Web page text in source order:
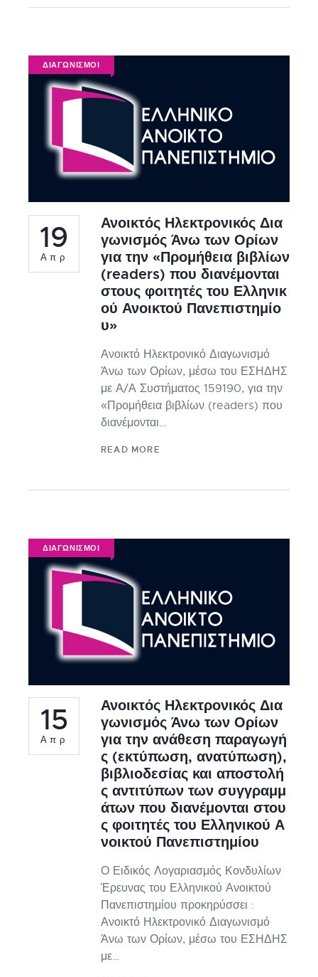
ΔΙΑΓΩΝΙΣΜΟΙ
19
Απρ
Ανοικτός Ηλεκτρονικός Δια
γωνισμός Άνω των Ορίων
για την «Προμήθεια βιβλίων
(readers) που διανέμονται
στους φοιτητές του Ελληνικ
ού Ανοικτού Πανεπιστημίο
υ»
Ανοικτό Ηλεκτρονικό Διαγωνισμό
Άνω των Ορίων, μέσω του ΕΣΗΔΗΣ
με Α/Α Συστήματος 159190, για την
«Προμήθεια βιβλίων (readers) που
διανέμονται…
READ MORE
ΔΙΑΓΩΝΙΣΜΟΙ
15
Απρ
Ανοικτός Ηλεκτρονικός Δια
γωνισμός Άνω των Ορίων
για την ανάθεση παραγωγή
ς (εκτύπωση, ανατύπωση),
βιβλιοδεσίας και αποστολή
ς αντιτύπων των συγγραμμ
άτων που διανέμονται στου
ς φοιτητές του Ελληνικού Α
νοικτού Πανεπιστημίου
Ο Ειδικός Λογαριασμός Κονδυλίων
Έρευνας του Ελληνικού Ανοικτού
Πανεπιστημίου προκηρύσσει :
Ανοικτό Ηλεκτρονικό Διαγωνισμό
Άνω των Ορίων, μέσω του ΕΣΗΔΗΣ
με…